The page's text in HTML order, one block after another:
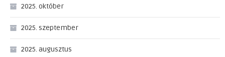
2025. október
2025. szeptember
2025. augusztus